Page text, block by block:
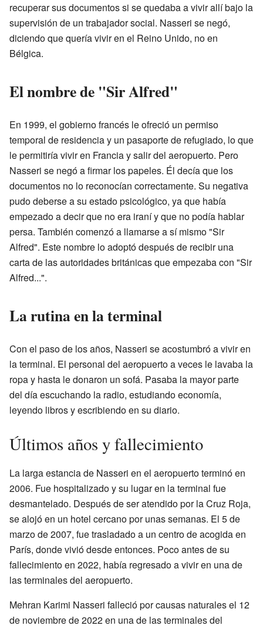
recuperar sus documentos si se quedaba a vivir allí bajo la
supervisión de un trabajador social. Nasseri se negó,
diciendo que quería vivir en el Reino Unido, no en
Bélgica.
El nombre de "Sir Alfred"
En 1999, el gobierno francés le ofreció un permiso
temporal de residencia y un pasaporte de refugiado, lo que
le permitiría vivir en Francia y salir del aeropuerto. Pero
Nasseri se negó a firmar los papeles. Él decía que los
documentos no lo reconocían correctamente. Su negativa
pudo deberse a su estado psicológico, ya que había
empezado a decir que no era iraní y que no podía hablar
persa. También comenzó a llamarse a sí mismo "Sir
Alfred". Este nombre lo adoptó después de recibir una
carta de las autoridades británicas que empezaba con "Sir
Alfred...".
La rutina en la terminal
Con el paso de los años, Nasseri se acostumbró a vivir en
la terminal. El personal del aeropuerto a veces le lavaba la
ropa y hasta le donaron un sofá. Pasaba la mayor parte
del día escuchando la radio, estudiando economía,
leyendo libros y escribiendo en su diario.
Últimos años y fallecimiento
La larga estancia de Nasseri en el aeropuerto terminó en
2006. Fue hospitalizado y su lugar en la terminal fue
desmantelado. Después de ser atendido por la Cruz Roja,
se alojó en un hotel cercano por unas semanas. El 5 de
marzo de 2007, fue trasladado a un centro de acogida en
París, donde vivió desde entonces. Poco antes de su
fallecimiento en 2022, había regresado a vivir en una de
las terminales del aeropuerto.
Mehran Karimi Nasseri falleció por causas naturales el 12
de noviembre de 2022 en una de las terminales del